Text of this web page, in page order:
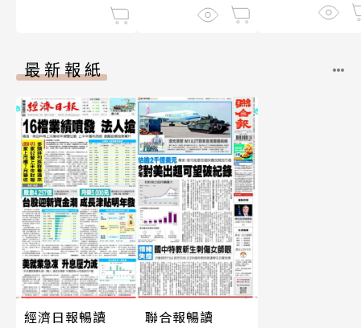
最新報紙
經濟日報暢讀 聯合報暢讀